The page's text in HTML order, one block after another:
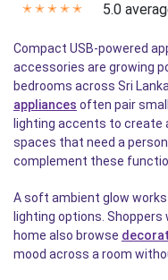
✭ ✭ ✭ ✭ ✭ 5.0
Compact USB-powered
accessories are growing
bedrooms across Sri
appliances often pair
lighting accents to create
spaces that need a
complement these
A soft ambient glow
lighting options.
home also browse
mood across a room